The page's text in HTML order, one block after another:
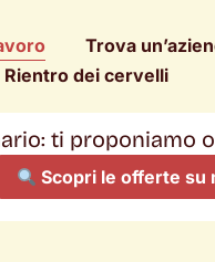
Trova
Rientro dei cervelli
ti
Scopri le offerte su